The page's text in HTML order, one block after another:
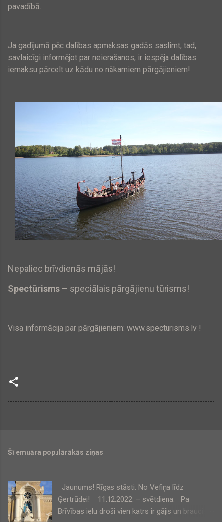
pavadībā.
Ja gadījumā pēc dalības apmaksas gadās saslimt, tad,
savlaicīgi informējot par neierašanos, ir iespēja dalības
iemaksu pārcelt uz kādu no nākamiem pārgājieniem!
Nepaliec brīvdienās mājās!
Spectūrisms – speciālais pārgājienu tūrisms!
Visa informācija par pārgājieniem: www.specturisms.lv !
Šī emuāra populārākās ziņas
Jaunums! Rīgas stāsti. No Vefiņa līdz
Ģertrūdei! 11.12.2022. – svētdiena. Pa
Brīvības ielu droši vien katrs ir gājis un braucis,